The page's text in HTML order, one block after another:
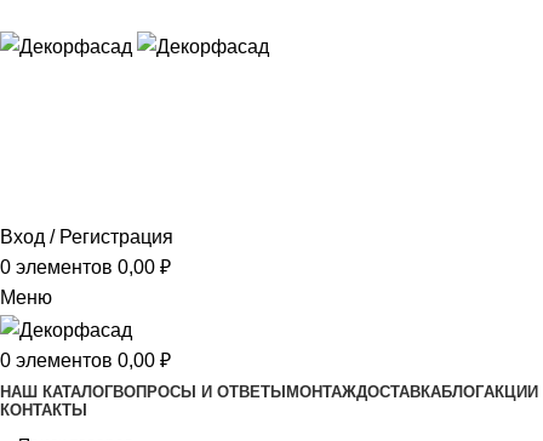
Вход / Регистрация
0 элементов 0,00 ₽
Меню
0 элементов 0,00 ₽
НАШ КАТАЛОГВОПРОСЫ И ОТВЕТЫМОНТАЖДОСТАВКАБЛОГАКЦИИ
КОНТАКТЫ